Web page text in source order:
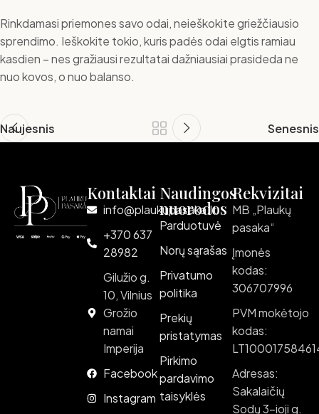
Rinkdamasi priemones savo odai, neieškokite griežčiausio
sprendimo. Ieškokite tokio, kuris padės odai elgtis ramiau
kasdien – nes gražiausi rezultatai dažniausiai prasideda ne
nuo kovos, o nuo balanso.
Naujesnis Senesnis
Kontaktai
info@plaukupasaka.lt
+370 637
28982
Gilužio g.
10, Vilnius
Grožio
namai
Imperija
Facebook
Instagram
Naudingos
nuorodos
Parduotuvė
Norų sąrašas
Privatumo
politika
Prekių
pristatymas
Pirkimo
pardavimo
taisyklės
Rekvizitai
MB „Plaukų
pasaka“
Įmonės
kodas:
306707996
PVM mokėtojo
kodas:
Adresas:
Sakalaičių
Sodų 3-ioji g.